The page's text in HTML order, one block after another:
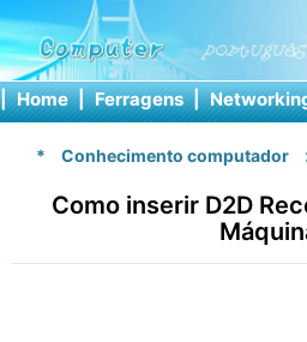
| Home | Ferragens |
* Conhecimento computador
Como inserir D2D